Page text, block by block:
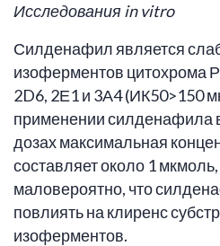
Исследованияin vitro
Силденафил является
изоферментов цитохрома
2D6, 2Е1 и 3А4 (ИК50>150
применении силденафила
дозах максимальная
составляет около 1
маловероятно, что
повлиять на клиренс
изоферментов.